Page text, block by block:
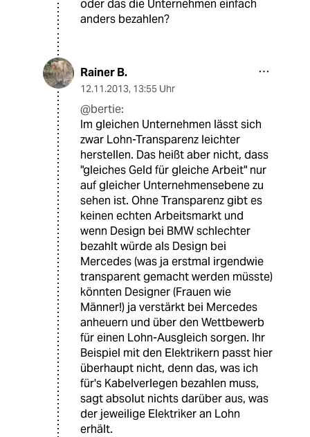
oder das die Unternehmen einfach
anders bezahlen?
Rainer B.
12.11.2013, 13:55 Uhr
@bertie:
Im gleichen Unternehmen lässt sich
zwar Lohn-Transparenz leichter
herstellen. Das heißt aber nicht, dass
"gleiches Geld für gleiche Arbeit" nur
auf gleicher Unternehmensebene zu
sehen ist. Ohne Transparenz gibt es
keinen echten Arbeitsmarkt und
wenn Design bei BMW schlechter
bezahlt würde als Design bei
Mercedes (was ja erstmal irgendwie
transparent gemacht werden müsste)
könnten Designer (Frauen wie
Männer!) ja verstärkt bei Mercedes
anheuern und über den Wettbewerb
für einen Lohn-Ausgleich sorgen. Ihr
Beispiel mit den Elektrikern passt hier
überhaupt nicht, denn das, was ich
für's Kabelverlegen bezahlen muss,
sagt absolut nichts darüber aus, was
der jeweilige Elektriker an Lohn
erhält.